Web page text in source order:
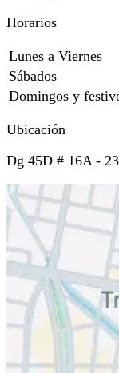
Horarios
Lunes a Viernes
Sábados
Domingos y
Ubicación
Dg 45D # 16A -